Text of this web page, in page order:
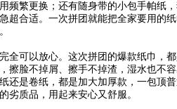
频繁更换；还有随身带的小包手帕纸
超合适。一次拼团就能把全家要用的
全可以放心。这次拼团的爆款纸巾，
擦脸不掉屑、擦手不掉渣，湿水也不
还是卷纸，都是加大加厚款，一包顶
劣质品，用起来安心又舒服。